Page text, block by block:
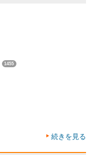
1455
続きを見る